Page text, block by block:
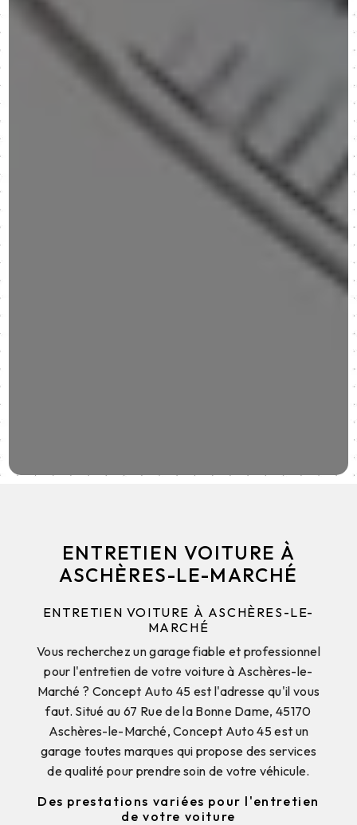
ENTRETIEN VOITURE À
ASCHÈRES-LE-MARCHÉ
ENTRETIEN VOITURE À ASCHÈRES-LE-
MARCHÉ
Vous recherchez un garage fiable et professionnel
pour l'entretien de votre voiture à Aschères-le-
Marché ? Concept Auto 45 est l'adresse qu'il vous
faut. Situé au 67 Rue de la Bonne Dame, 45170
Aschères-le-Marché, Concept Auto 45 est un
garage toutes marques qui propose des services
de qualité pour prendre soin de votre véhicule.
Des prestations variées pour l'entretien
de votre voiture